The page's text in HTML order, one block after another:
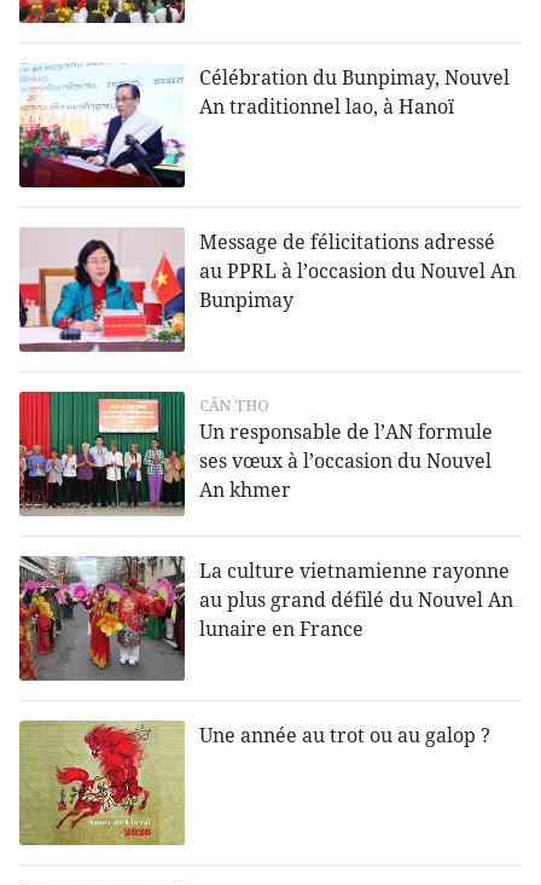
Célébration du Bunpimay, Nouvel
An traditionnel lao, à Hanoï
Message de félicitations adressé
au PPRL à l’occasion du Nouvel An
Bunpimay
CÂN THO
Un responsable de l’AN formule
ses vœux à l’occasion du Nouvel
An khmer
La culture vietnamienne rayonne
au plus grand défilé du Nouvel An
lunaire en France
Une année au trot ou au galop ?